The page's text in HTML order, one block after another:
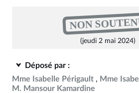
NON
(jeudi 2 mai 2024)
Déposé par :
Mme Isabelle Périgault
Mme
M. Mansour Kamardine